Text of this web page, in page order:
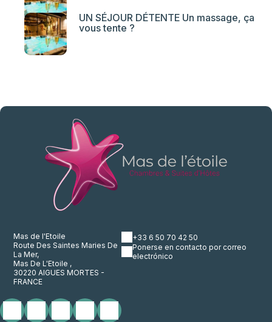
UN SÉJOUR DÉTENTE Un massage, ça
vous tente ?
Mas de l'Etoile
Route Des Saintes Maries De
La Mer,
Mas De L'Etoile ,
30220 AIGUES MORTES -
FRANCE
+33 6 50 70 42 50
Ponerse en contacto por correo
electrónico